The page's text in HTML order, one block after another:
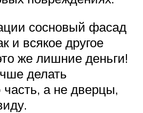
сосновый фасад
и всякое другое
же лишние деньги!
делать
а не дверцы,